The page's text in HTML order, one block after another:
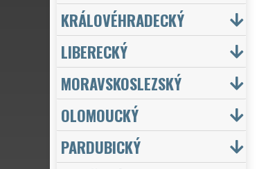
KRÁLOVÉHRADECKÝ
LIBERECKÝ
MORAVSKOSLEZSKÝ
OLOMOUCKÝ
PARDUBICKÝ